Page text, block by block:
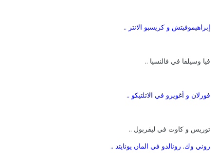
إبراهيموفيتش و كريسبو الانتر ..
فيا وسيلفا في فالنسيا ..
فورلان و أغويرو في الاتلتيكو ..
توريس و كاوت في ليفربول ..
روني وك. رونالدو في المان يونايتد ..